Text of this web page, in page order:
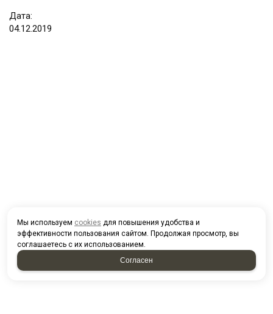
Дата:
04.12.2019
Мы используем cookies для повышения удобства и
эффективности пользования сайтом. Продолжая просмотр, вы
соглашаетесь с их использованием.
Согласен